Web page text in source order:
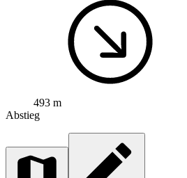
493 m
Abstieg